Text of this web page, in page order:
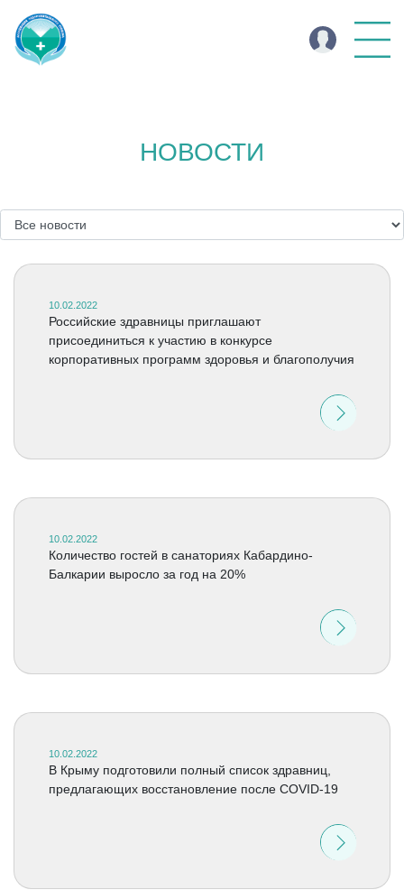
НОВОСТИ
10.02.2022
Российские здравницы приглашают
присоединиться к участию в конкурсе
корпоративных программ здоровья и благополучия
10.02.2022
Количество гостей в санаториях Кабардино-
Балкарии выросло за год на 20%
10.02.2022
В Крыму подготовили полный список здравниц,
предлагающих восстановление после COVID-19